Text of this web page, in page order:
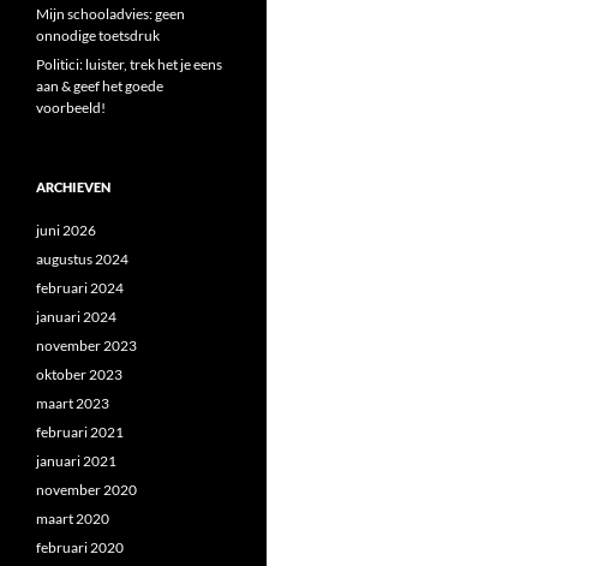
Mijn schooladvies: geen
onnodige toetsdruk
Politici: luister, trek het je eens
aan & geef het goede
voorbeeld!
ARCHIEVEN
juni 2026
augustus 2024
februari 2024
januari 2024
november 2023
oktober 2023
maart 2023
februari 2021
januari 2021
november 2020
maart 2020
februari 2020